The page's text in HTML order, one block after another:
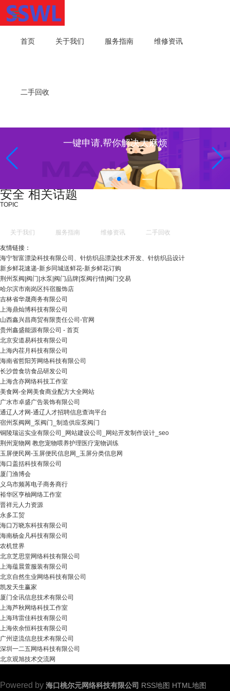
首页 关于我们 服务指南 维修资讯
二手回收
一键申请,帮你解决大麻烦
安全 相关话题
TOPIC
关于我们 服务指南 维修资讯 二手回收
友情链接：
海宁智富漂染科技有限公司、针纺织品漂染技术开发、针纺织品设计
新乡鲜花速递-新乡同城送鲜花-新乡鲜花订购
荆州泵阀|阀门|水泵|阀门品牌|泵阀行情|阀门交易
哈尔滨市南岗区抖宿服饰店
吉林省华晟商务有限公司
上海鼎灿博科技有限公司
山西鑫兴昌商贸有限责任公司-官网
贵州鑫盛能源有限公司 - 首页
北京安道易科技有限公司
上海内荏月科技有限公司
海南省哲阳芳网络科技有限公司
长沙曾食坊食品研发公司
上海含亦网络科技工作室
美食网-全网美食商业配方大全网站
广水市卓盛广告装饰有限公司
通辽人才网-通辽人才招聘信息查询平台
宿州泵阀网_泵阀门_制造供应泵阀门
铜陵瑞运实业有限公司_网站建设公司_网站开发制作设计_seo
荆州宠物网 教您宠物喂养护理医疗宠物训练
玉屏便民网-玉屏便民信息网_玉屏分类信息网
海口盖括科技有限公司
厦门渔博会
义乌市频苒电子商务商行
裕华区亨柚网络工作室
晋祥元人力资源
永多工贸
海口万晓东科技有限公司
海南杨金凡科技有限公司
农机世界
北京芝思堂网络科技有限公司
上海蕴晨萱服装有限公司
北京自然生业网络科技有限公司
凯发天生赢家
厦门全讯信息技术有限公司
上海芦秋网络科技工作室
上海玮雷佳科技有限公司
上海依余恒科技有限公司
广州逆流信息技术有限公司
深圳一二五网络科技有限公司
北京观旭技术交流网
Powered by 海口桃尔元网络科技有限公司 RSS地图 HTML地图